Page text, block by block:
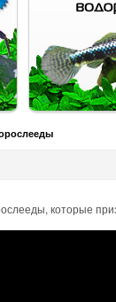
которые